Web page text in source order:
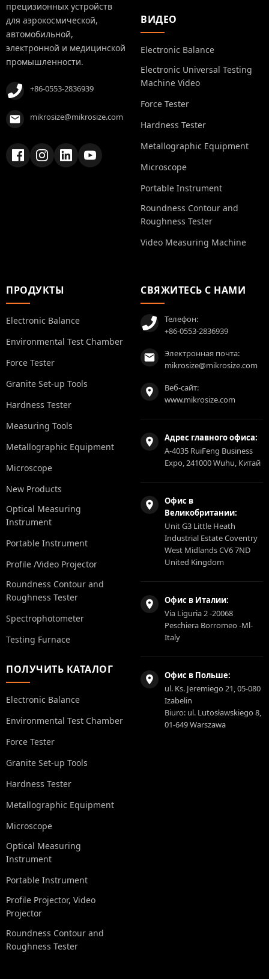
прецизионных устройств
для аэрокосмической,
автомобильной,
электронной и медицинской
промышленности.
+86-0553-2836939
mikrosize@mikrosize.com
ВИДЕО
Electronic Balance
Electronic Universal Testing
Machine Video
Force Tester
Hardness Tester
Metallographic Equipment
Microscope
Portable Instrument
Roundness Contour and
Roughness Tester
Video Measuring Machine
ПРОДУКТЫ
Electronic Balance
Environmental Test Chamber
Force Tester
Granite Set-up Tools
Hardness Tester
Measuring Tools
Metallographic Equipment
Microscope
New Products
Optical Measuring
Instrument
Portable Instrument
Profile /Video Projector
Roundness Contour and
Roughness Tester
Spectrophotometer
Testing Furnace
ПОЛУЧИТЬ КАТАЛОГ
Electronic Balance
Environmental Test Chamber
Force Tester
Granite Set-up Tools
Hardness Tester
Metallographic Equipment
Microscope
Optical Measuring
Instrument
Portable Instrument
Profile Projector, Video
Projector
Roundness Contour and
Roughness Tester
СВЯЖИТЕСЬ С НАМИ
Телефон:
+86-0553-2836939
Электронная почта:
mikrosize@mikrosize.com
Веб-сайт:
www.mikrosize.com
Адрес главного офиса:
A-4035 RuiFeng Business
Expo, 241000 Wuhu, Китай
Офис в
Великобритании:
Unit G3 Little Heath
Industrial Estate Coventry
West Midlands CV6 7ND
United Kingdom
Офис в Италии:
Via Liguria 2 -20068
Peschiera Borromeo -Ml-
Italy
Офис в Польше:
ul. Ks. Jeremiego 21, 05-080
Izabelin
Biuro: ul. Lutosławskiego 8,
01-649 Warszawa